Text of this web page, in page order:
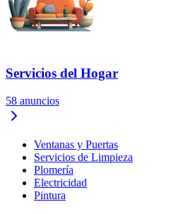
Servicios del Hogar
58 anuncios
Ventanas y Puertas
Servicios de Limpieza
Plomería
Electricidad
Pintura